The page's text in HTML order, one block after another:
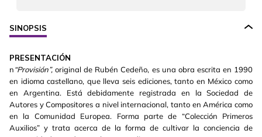
SINOPSIS
PRESENTACIÓN
n“Provisión”, original de Rubén Cedeño, es una obra escrita en 1990
en idioma castellano, que lleva seis ediciones, tanto en México como
en Argentina. Está debidamente registrada en la Sociedad de
Autores y Compositores a nivel internacional, tanto en América como
en la Comunidad Europea. Forma parte de “Colección Primeros
Auxilios” y trata acerca de la forma de cultivar la conciencia de